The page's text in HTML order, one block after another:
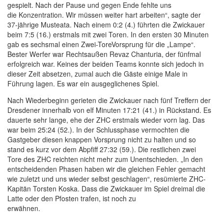
gespielt. Nach der Pause und gegen Ende fehlte uns
die Konzentration. Wir müssen weiter hart arbeiten“, sagte der
37-jährige Musteata. Nach einem 0:2 (4.) führten die Zwickauer
beim 7:5 (16.) erstmals mit zwei Toren. In den ersten 30 Minuten
gab es sechsmal einen Zwei-ToreVorsprung für die „Lampe“.
Bester Werfer war Rechtsaußen Revaz Chanturia, der fünfmal
erfolgreich war. Keines der beiden Teams konnte sich jedoch in
dieser Zeit absetzen, zumal auch die Gäste einige Male in
Führung lagen. Es war ein ausgeglichenes Spiel.
Nach Wiederbeginn gerieten die Zwickauer nach fünf Treffern der
Dresdener innerhalb von elf Minuten 17:21 (41.) in Rückstand. Es
dauerte sehr lange, ehe der ZHC erstmals wieder vorn lag. Das
war beim 25:24 (52.). In der Schlussphase vermochten die
Gastgeber diesen knappen Vorsprung nicht zu halten und so
stand es kurz vor dem Abpfiff 27:32 (59.). Die restlichen zwei
Tore des ZHC reichten nicht mehr zum Unentschieden. „In den
entscheidenden Phasen haben wir die gleichen Fehler gemacht
wie zuletzt und uns wieder selbst geschlagen“, resümierte ZHC-
Kapitän Torsten Koska. Dass die Zwickauer im Spiel dreimal die
Latte oder den Pfosten trafen, ist noch zu
erwähnen.